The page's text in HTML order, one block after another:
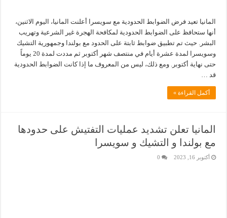
المانيا تعيد فرض الضوابط الحدودية مع سويسرا أعلنت المانيا، اليوم الاثنين،
أنها ستحافظ على الضوابط الحدودية لمكافحة الهجرة غير الشرعية وتهريب
البشر. حيث تم تطبيق ضوابط ثابتة على الحدود مع بولندا وجمهورية التشيك
وسويسرا لمدة عشرة أيام في منتصف شهر أكتوبر ثم مددت لمدة 20 يوماً
حتى نهاية أكتوبر. ومع ذلك، ليس من المعروف ما إذا كانت الضوابط الحدودية
قد …
أكمل القراءة »
المانيا تعلن تشديد عمليات التفتيش على حدودها
مع بولندا و التشيك و سويسرا
أكتوبر 16, 2023 0